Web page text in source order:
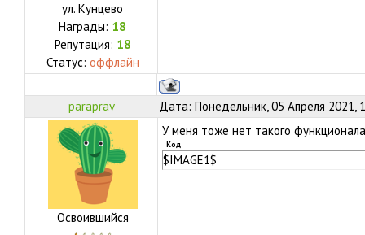
ул. Кунцево
Награды: 18
Репутация: 18
Статус: оффлайн
paraprav Дата: Понедельник, 05 Апреля 2021,
Освоившийся
У меня тоже нет такого
Код
$IMAGE1$